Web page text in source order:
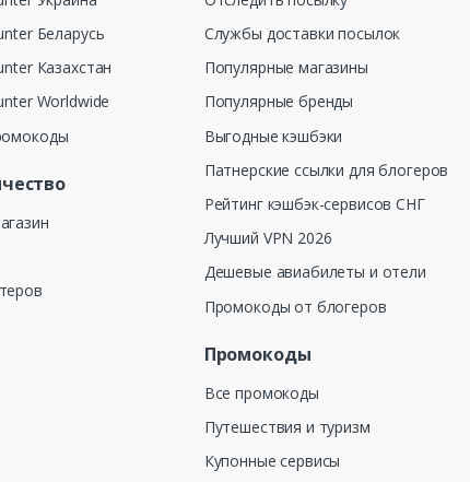
Беларусь
Казахстан
Worldwide
Службы доставки посылок
Популярные магазины
Популярные бренды
Выгодные кэшбэки
Патнерские ссылки для блогеров
Рейтинг кэшбэк-сервисов СНГ
Лучший VPN 2026
Дешевые авиабилеты и отели
Промокоды от блогеров
Промокоды
Все промокоды
Путешествия и туризм
Купонные сервисы